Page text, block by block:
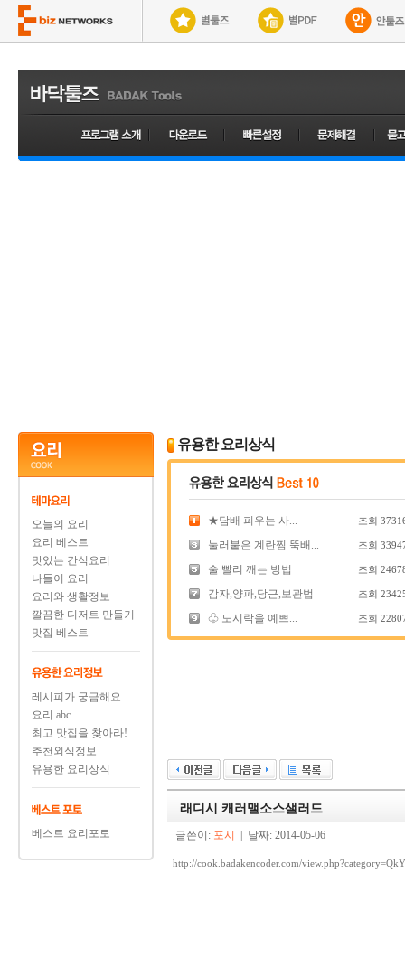
오늘의 요리
요리 베스트
맛있는 간식요리
나들이 요리
요리와 생활정보
깔끔한 디저트 만들기
맛집 베스트
레시피가 궁금해요
요리 abc
최고 맛집을 찾아라!
추천외식정보
유용한 요리상식
베스트 요리포토
유용한 요리상식
★담배 피우는 사... 조회
눌러붙은 계란찜 뚝배... 조회
술 빨리 깨는 방법 조회
감자,양파,당근,보관법 조회
♧ 도시락을 예쁘... 조회
래디시 캐러맬소스샐러드
글쓴이: 포시 | 날짜: 2014-05-06
http://cook.badakencoder.com/